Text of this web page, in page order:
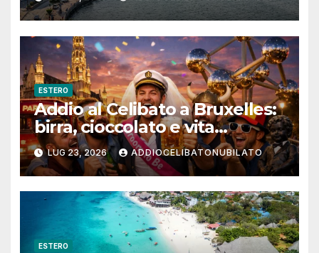
ESTERO
Addio al Celibato a Bruxelles:
birra, cioccolato e vita
notturna per un weekend
indimenticabile
LUG 23, 2026 ADDIOCELIBATONUBILATO
ESTERO